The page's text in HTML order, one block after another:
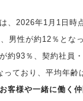
、2026年1月1日時
男性が約12％とな
約93％、契約社員
ており、平均年齢
お客様や一緒に働く